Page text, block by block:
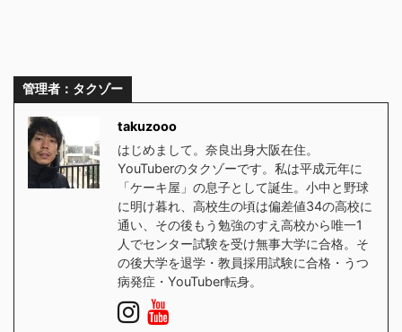
管理者：タクゾー
takuzooo
はじめまして。奈良出身大阪在住。
YouTuberのタクゾーです。私は平成元年に
「ケーキ屋」の息子として誕生。小中と野球
に明け暮れ、高校生の頃は偏差値34の高校に
通い、その後もう勉強のすえ高校から唯一1
人でセンター試験を受け無事大学に合格。そ
の後大学を退学・教員採用試験に合格・うつ
病発症・YouTuber転身。